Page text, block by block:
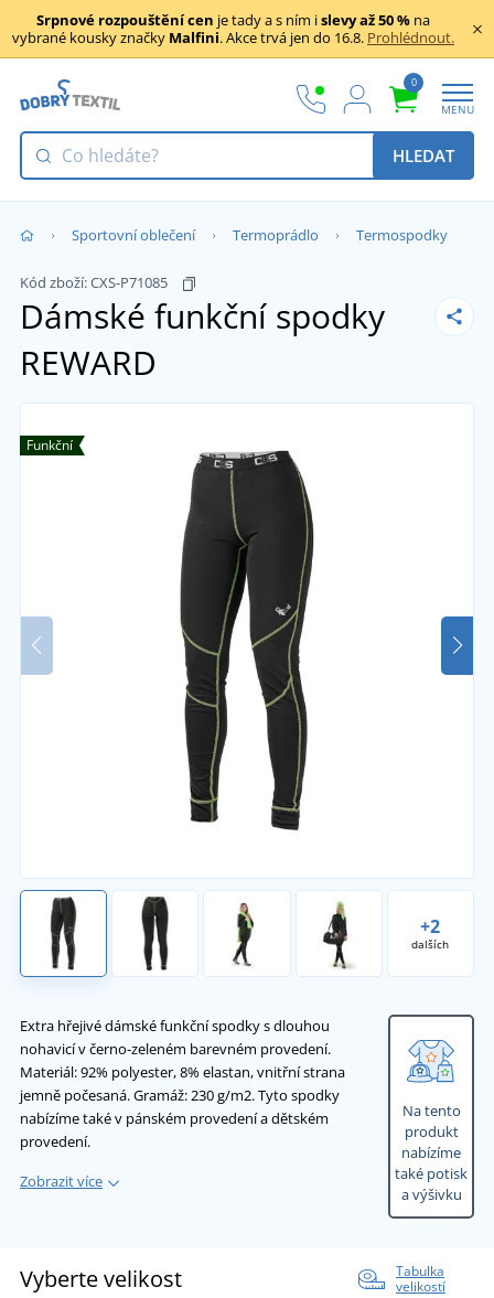
Srpnové rozpouštění cen je tady a s ním islevy až 50 % na
vybrané kousky značky Malfini. Akce trvá jen do 16.8. Prohlédnout.
0
MENU
HLEDAT
Sportovní oblečení Termoprádlo Termospodky
Kód zboží:CXS-P71085
Dámské funkční spodky
REWARD
+2
dalších
Funkční
Extra hřejivé dámské funkční spodky s dlouhou
nohavicí v černo-zeleném barevném provedení.
Materiál: 92% polyester, 8% elastan, vnitřní strana
jemně počesaná. Gramáž: 230 g/m2. Tyto spodky
nabízíme také v pánském provedení a dětském
provedení.
Zobrazit více
Na tento
produkt
nabízíme
také potisk
a výšivku
Vyberte velikost
Tabulka
velikostí